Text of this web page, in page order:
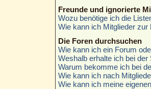
Freunde und ignorierte
Wozu benötige ich die
Wie kann ich Mitglieder zur
Die Foren durchsuchen
Wie kann ich ein Forum
Weshalb erhalte ich bei
Warum bekomme ich bei
Wie kann ich nach
Wie kann ich meine